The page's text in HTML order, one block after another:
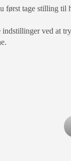
Vare nr.
I720270500
Isabella Floor
50x50 cm
først tage stilling til
ved at